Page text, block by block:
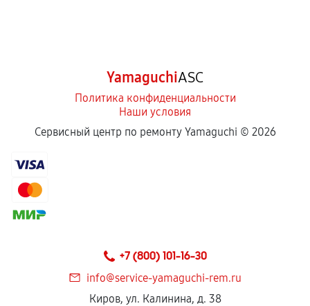
YamaguchiASC
Политика конфиденциальности
Наши условия
Сервисный центр по ремонту Yamaguchi © 2026
+7 (800) 101-16-30
info@service-yamaguchi-rem.ru
Киров, ул. Калинина, д. 38